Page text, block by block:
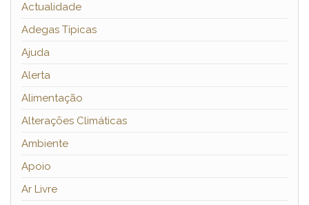
Actualidade
Adegas Típicas
Ajuda
Alerta
Alimentação
Alterações Climáticas
Ambiente
Apoio
Ar Livre